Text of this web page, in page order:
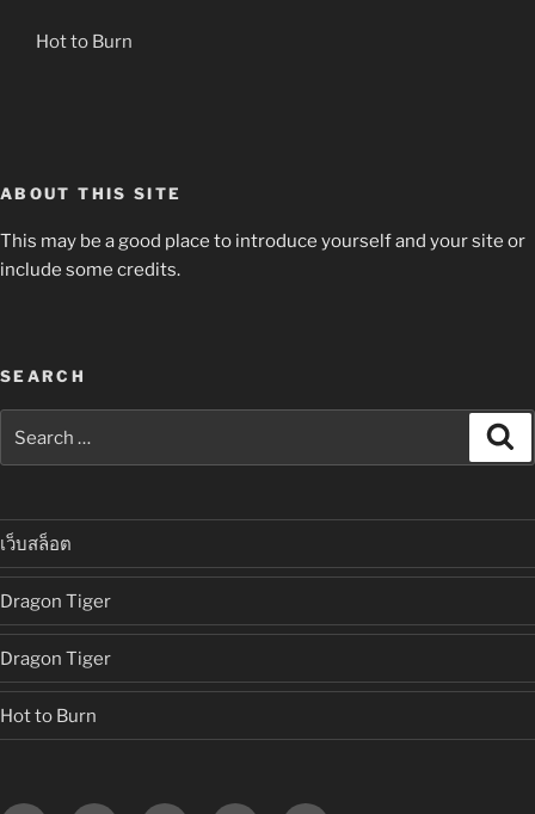
Hot to Burn
ABOUT THIS SITE
This may be a good place to introduce yourself and your site or
include some credits.
SEARCH
for:
เว็บสล็อต
Dragon Tiger
Dragon Tiger
Hot to Burn